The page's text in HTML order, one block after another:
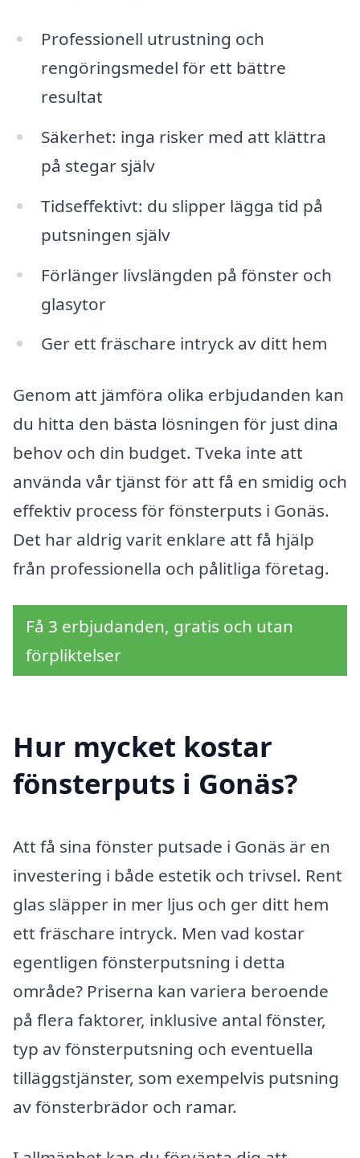
Professionell utrustning och
rengöringsmedel för ett bättre
resultat
Säkerhet: inga risker med att klättra
på stegar själv
Tidseffektivt: du slipper lägga tid på
putsningen själv
Förlänger livslängden på fönster och
glasytor
Ger ett fräschare intryck av ditt hem
Genom att jämföra olika erbjudanden kan
du hitta den bästa lösningen för just dina
behov och din budget. Tveka inte att
använda vår tjänst för att få en smidig och
effektiv process för fönsterputs i Gonäs.
Det har aldrig varit enklare att få hjälp
från professionella och pålitliga företag.
Få 3 erbjudanden, gratis och utan
förpliktelser
Hur mycket kostar
fönsterputs i Gonäs?
Att få sina fönster putsade i Gonäs är en
investering i både estetik och trivsel. Rent
glas släpper in mer ljus och ger ditt hem
ett fräschare intryck. Men vad kostar
egentligen fönsterputsning i detta
område? Priserna kan variera beroende
på flera faktorer, inklusive antal fönster,
typ av fönsterputsning och eventuella
tilläggstjänster, som exempelvis putsning
av fönsterbrädor och ramar.